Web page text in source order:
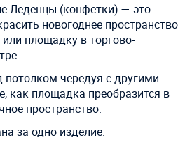
Леденцы (конфетки) — это
новогоднее пространство
площадку в торгово-
потолком чередуя с другими
как площадка преобразится в
пространство.
за одно изделие.